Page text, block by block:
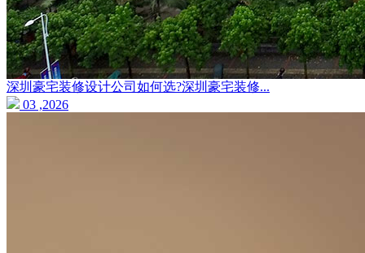
深圳豪宅装修设计公司如何选?深圳豪宅装修...
03 ,2026